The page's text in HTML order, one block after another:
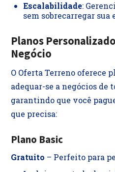
Escalabilidade:
sem sobrecarregar sua
Planos
Negócio
O Oferta Terreno oferece
adequar-se a negócios de
garantindo que você
que precisa:
Plano Basic
Gratuito – Perfeito para